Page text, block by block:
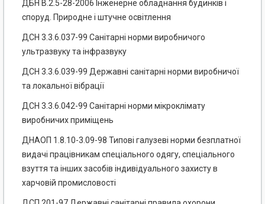
ДБН В.2.5-28-2006 Інженерне обладнання будинків і
споруд. Природне і штучне освітлення
ДСН 3.3.6.037-99 Санітарні норми виробничого
ультразвуку та інфразвуку
ДСН 3.3.6.039-99 Державні санітарні норми виробничої
та локальної вібрації
ДСН 3.3.6.042-99 Санітарні норми мікроклімату
виробничих приміщень
ДНАОП 1.8.10-3.09-98 Типові галузеві норми безплатної
видачі працівникам спеціального одягу, спеціального
взуття та інших засобів індивідуального захисту в
харчовій промисловості